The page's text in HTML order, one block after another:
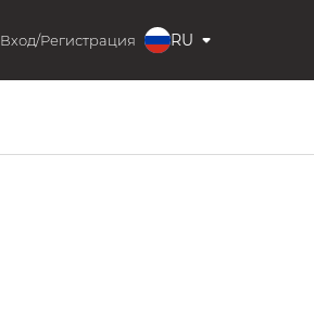
Вход/Регистрация RU